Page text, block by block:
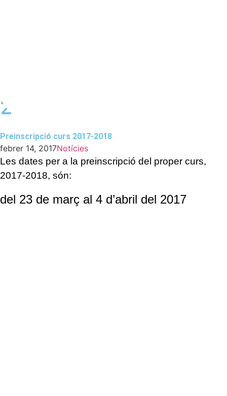
2018
Preinscripció curs 2017-2018
febrer 14, 2017Notícies
Les dates per a la preinscripció del proper curs,
2017-2018, són:
del 23 de març al 4 d’abril del 2017